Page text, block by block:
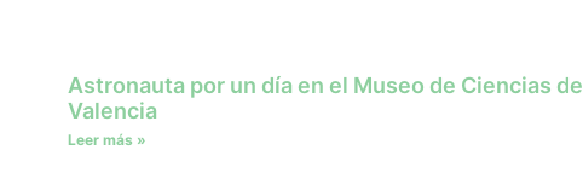
Astronauta por un día en el Museo de Ciencias de
Valencia
Leer más »